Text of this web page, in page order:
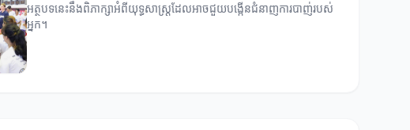
អត្ថបទនេះនឹងពិភាក្សាអំពីយុទ្ធសាស្ត្រដែលអាចជួយបង្កើនជំនាញការបាញ់របស់
អ្នក។